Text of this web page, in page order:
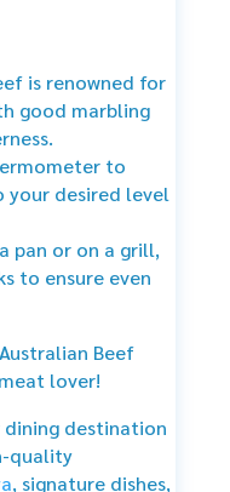
is renowned for
good marbling
to
your desired level
pan or on a grill,
to ensure even
Beef
lover!
dining destination
quality
, signature dishes,